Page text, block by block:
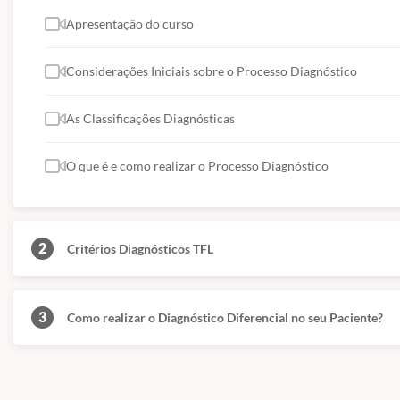
Linguagem, assim como alguns protocolos específicos para cada
Assim, você certamente vai sair deste curso sabendo tudo o que
Apresentação do curso
Considerações Iniciais sobre o Processo Diagnóstico
As Classificações Diagnósticas
O que é e como realizar o Processo Diagnóstico
2 Critérios Diagnósticos TFL
3 Como realizar o Diagnóstico Diferencial no seu Paciente?